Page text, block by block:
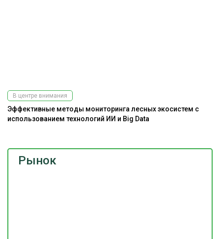
Рынок
В центре внимания
Эффективные методы мониторинга лесных экосистем с
использованием технологий ИИ и Big Data